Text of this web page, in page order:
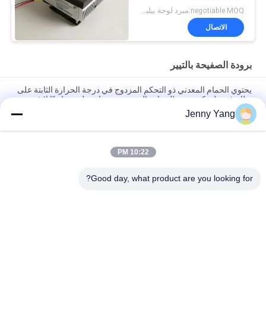
الاتصال
برودة الصفيحة بالتيير
يحتوي الحمام المعدني ذو التحكم المزدوج في درجة الحرارة الثابتة على
نظام فريد لتحكم درجة الحرارة المزدوجة، مما يجعله مساعدًا لا غنى عنه
وفعالًا لكل من الباحثين ومهندسي الإنتاج.
برنامج التبريد الصناعي 40W للأجهزة الصناعية
Jenny Yang
10:22 PM
Good day, what product are you looking for?